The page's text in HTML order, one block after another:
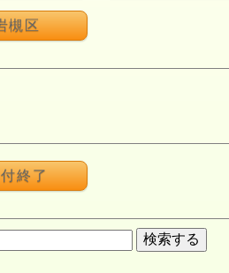
槻区
終了